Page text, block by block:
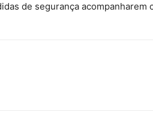
de segurança acompanharem